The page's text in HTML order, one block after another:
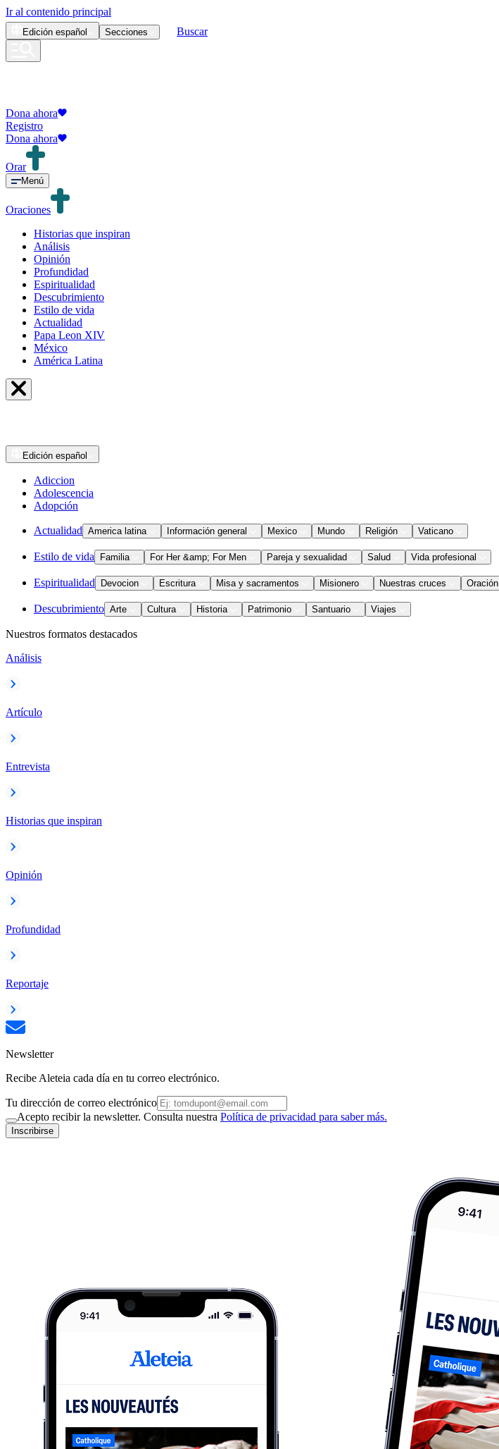
Ir al contenido principal
Edición español Secciones Buscar
Dona ahora
Registro
Dona ahora
Orar
Menú
Oraciones
Historias que inspiran
Análisis
Opinión
Profundidad
Espiritualidad
Descubrimiento
Estilo de vida
Actualidad
Papa Leon XIV
México
América Latina
Edición español
Adiccion
Adolescencia
Adopción
Actualidad America latina Información general Mexico Mundo Religión Vaticano
Estilo de vida Familia For Her &amp; For Men Pareja y sexualidad Salud Vida profesional
Espiritualidad Devocion Escritura Misa y sacramentos Misionero Nuestras cruces Oración
Descubrimiento Arte Cultura Historia Patrimonio Santuario Viajes
Nuestros formatos destacados
Análisis
Artículo
Entrevista
Historias que inspiran
Opinión
Profundidad
Reportaje
Newsletter
Recibe Aleteia cada día en tu correo electrónico.
Tu dirección de correo electrónico
Acepto recibir la newsletter. Consulta nuestra Política de privacidad para saber más.
Inscribirse